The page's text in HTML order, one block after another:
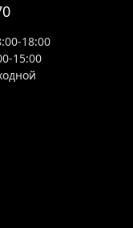
18:00
15:00